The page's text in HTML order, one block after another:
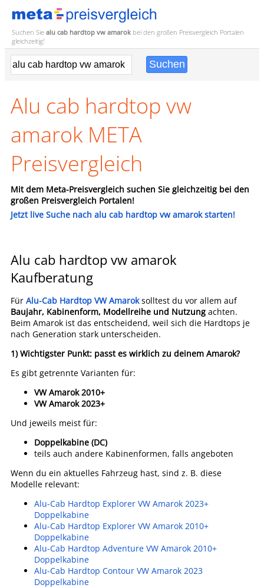
Suchen Sie alu cab hardtop vw amarok bei den großen Preisvergleich Portalen
gleichzeitig!
Alu cab hardtop vw
amarok META
Preisvergleich
Mit dem Meta-Preisvergleich suchen Sie gleichzeitig bei den
großen Preisvergleich Portalen!
Jetzt live Suche nach alu cab hardtop vw amarok starten!
Alu cab hardtop vw amarok
Kaufberatung
Für Alu-Cab Hardtop VW Amaroksolltest du vor allem auf
Baujahr, Kabinenform, Modellreihe und Nutzung achten.
Beim Amarok ist das entscheidend, weil sich die Hardtops je
nach Generation stark unterscheiden.
1) Wichtigster Punkt: passt es wirklich zu deinem Amarok?
Es gibt getrennte Varianten für:
VW Amarok 2010+
VW Amarok 2023+
Und jeweils meist für:
Doppelkabine (DC)
teils auch andere Kabinenformen, falls angeboten
Wenn du ein aktuelles Fahrzeug hast, sind z. B. diese
Modelle relevant:
Alu-Cab Hardtop Explorer VW Amarok 2023+
Doppelkabine
Alu-Cab Hardtop Explorer VW Amarok 2010+
Doppelkabine
Alu-Cab Hardtop Adventure VW Amarok 2010+
Doppelkabine
Alu-Cab Hardtop Contour VW Amarok 2023
Doppelkabine